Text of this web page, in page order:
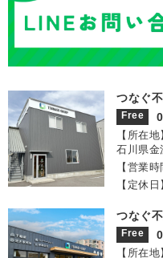
つなぐ
Free
【所在
石川県金
【営業
【定休
つなぐ
Free
【所在